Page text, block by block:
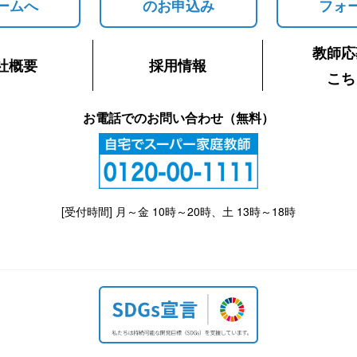
ムへ のお申込み フォ
概要 採用情報
教師
こ
お電話でのお問い合わせ（無料）
[受付時間] 月～金 10時～20時、土 13時～18時